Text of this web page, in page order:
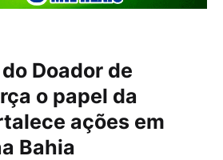
Doador de
o papel da
ações em
Bahia